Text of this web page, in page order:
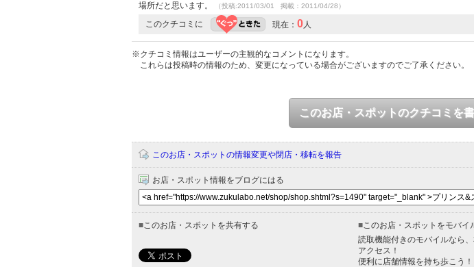
場所だと思います。
（投稿:2011/03/01 掲載：2011/04/28）
このクチコミに 現在： 0人
※クチコミ情報はユーザーの主観的なコメントになります。
これらは投稿時の情報のため、変更になっている場合がございますのでご了承ください。
このお店・スポットのクチコミを
このお店・スポットの情報変更や閉店・移転を報告
お店・スポット情報をブログにはる
■このお店・スポットを共有する ■このお店・スポットをモバイ
読取機能付きのモバイルなら
アクセス！
便利に店舗情報を持ち歩こう！